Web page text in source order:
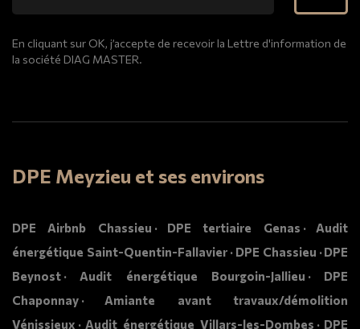
En cliquant sur OK, j’accepte de recevoir la Lettre d'information de
la société DIAG MASTER.
DPE Meyzieu et ses environs
DPE Airbnb Chassieu DPE tertiaire Genas
Audit
énergétique Saint-Quentin-Fallavier
DPE Chassieu
DPE
Beynost
Audit énergétique Bourgoin-Jallieu
DPE
Chaponnay
Amiante avant travaux/démolition
Vénissieux
Audit énergétique Villars-les-Dombes
DPE